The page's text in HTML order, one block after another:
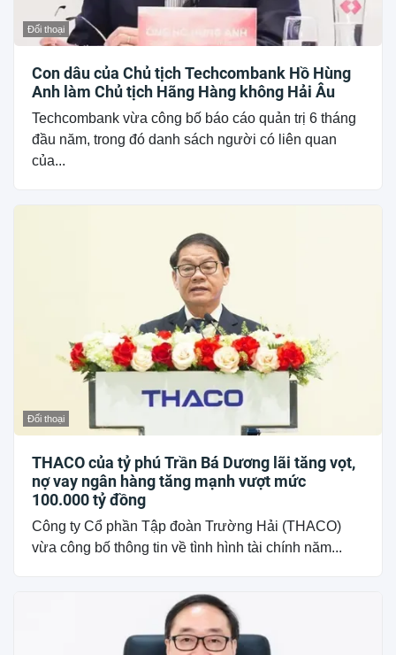
Đối thoại
Con dâu của Chủ tịch Techcombank Hồ Hùng
Anh làm Chủ tịch Hãng Hàng không Hải Âu
Techcombank vừa công bố báo cáo quản trị 6 tháng
đầu năm, trong đó danh sách người có liên quan
của...
Đối thoại
THACO của tỷ phú Trần Bá Dương lãi tăng vọt,
nợ vay ngân hàng tăng mạnh vượt mức
100.000 tỷ đồng
Công ty Cổ phần Tập đoàn Trường Hải (THACO)
vừa công bố thông tin về tình hình tài chính năm...